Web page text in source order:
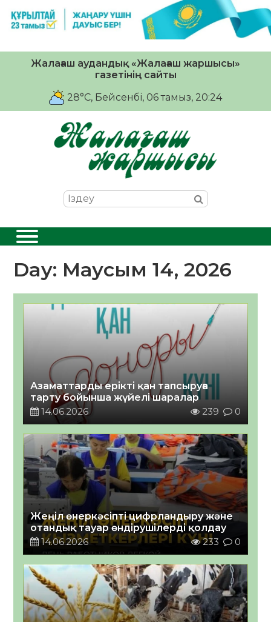
Жалағаш аудандық «Жалағаш жаршысы»
газетінің сайты
28°C, Бейсенбі, 06 тамыз, 20:24
Day: Маусым 14, 2026
Азаматтарды ерікті қан тапсыруға
тарту бойынша жүйелі шаралар
14.06.2026
239 0
Жеңіл өнеркәсіпті цифрландыру және
отандық тауар өндірушілерді қолдау
14.06.2026
233 0